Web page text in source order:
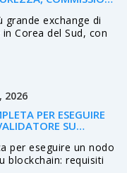
grande exchange di
Corea del Sud, con
2026
PER ESEGUIRE
SU
per eseguire un nodo
blockchain: requisiti